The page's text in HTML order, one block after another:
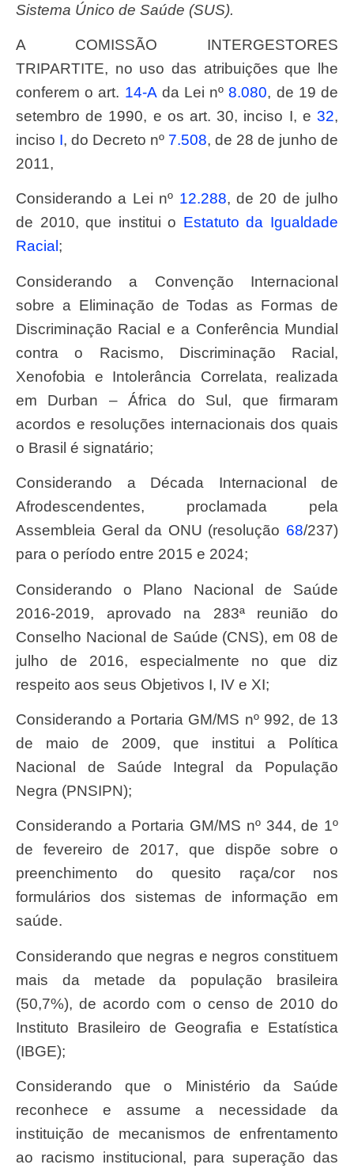
Sistema Único de Saúde (SUS).
A COMISSÃO INTERGESTORES
TRIPARTITE, no uso das atribuições que lhe
conferem o art. 14-A da Lei nº8.080, de 19 de
setembro de 1990, e os art. 30, inciso I, e 32,
inciso I, do Decreto nº 7.508, de 28 de junho de
2011,
Considerando a Lei nº 12.288, de 20 de julho
de 2010, que institui o Estatuto da Igualdade
Racial ;
Considerando a Convenção Internacional
sobre a Eliminação de Todas as Formas de
Discriminação Racial e a Conferência Mundial
contra o Racismo, Discriminação Racial,
Xenofobia e Intolerância Correlata, realizada
em Durban – África do Sul, que firmaram
acordos e resoluções internacionais dos quais
o Brasil é signatário;
Considerando a Década Internacional de
Afrodescendentes, proclamada pela
Assembleia Geral da ONU (resolução 68/237)
para o período entre 2015 e 2024;
Considerando o Plano Nacional de Saúde
2016-2019, aprovado na 283ª reunião do
Conselho Nacional de Saúde (CNS), em 08 de
julho de 2016, especialmente no que diz
respeito aos seus Objetivos I, IV e XI;
Considerando a Portaria GM/MS nº 992, de 13
de maio de 2009, que institui a Política
Nacional de Saúde Integral da População
Negra (PNSIPN);
Considerando a Portaria GM/MS nº 344, de 1º
de fevereiro de 2017, que dispõe sobre o
preenchimento do quesito raça/cor nos
formulários dos sistemas de informação em
saúde.
Considerando que negras e negros constituem
mais da metade da população brasileira
(50,7%), de acordo com o censo de 2010 do
Instituto Brasileiro de Geografia e Estatística
(IBGE);
Considerando que o Ministério da Saúde
reconhece e assume a necessidade da
instituição de mecanismos de enfrentamento
ao racismo institucional, para superação das